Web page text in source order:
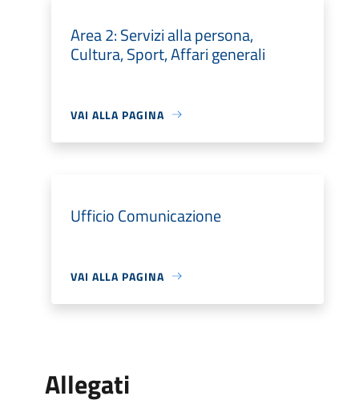
Area 2: Servizi alla persona,
Cultura, Sport, Affari generali
VAI ALLA PAGINA
Ufficio Comunicazione
VAI ALLA PAGINA
Allegati